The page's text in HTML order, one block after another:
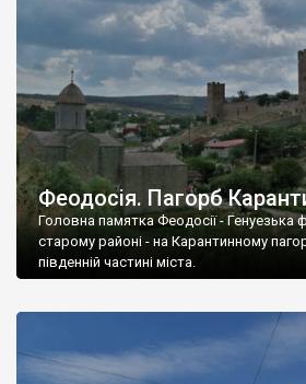
Феодосія. Пагорб
Головна памятка Феодосії - Генуезька
старому районі - на Карантинному
південній частині міста.